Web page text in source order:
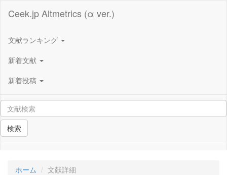
Ceek.jp Altmetrics (α ver.)
文献ランキング
新着文献
新着投稿
検索
ホーム 文献詳細